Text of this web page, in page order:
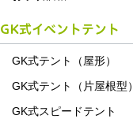
GK式イベントテント
GK式テント（屋形）
GK式テント（片屋根型）
GK式スピードテント